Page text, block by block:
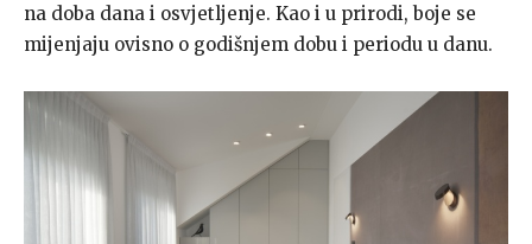
na doba dana i osvjetljenje. Kao i u prirodi, boje se
mijenjaju ovisno o godišnjem dobu i periodu u danu.